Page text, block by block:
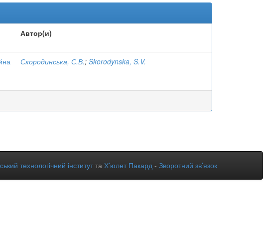
Автор(и)
Скородинська, С.В.; Skorodynska, S.V.
технологічний інститутта Х’юлет Пакард - Зворотний зв’язок